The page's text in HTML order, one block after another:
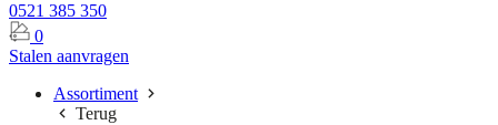
0521 385 350
0
Stalen aanvragen
Assortiment
Terug